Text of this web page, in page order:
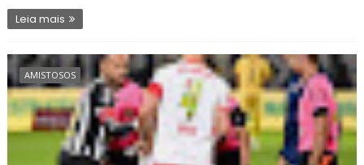
Leia mais
AMISTOSOS